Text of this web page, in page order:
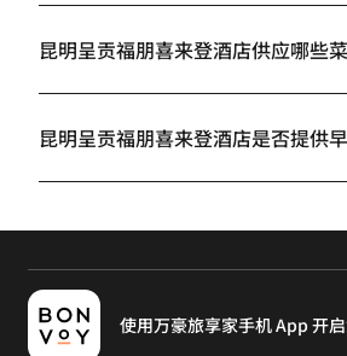
昆明呈贡福朋喜来登酒店供应哪些
昆明呈贡福朋喜来登酒店是否提供早
使用万豪旅享家手机 App 开